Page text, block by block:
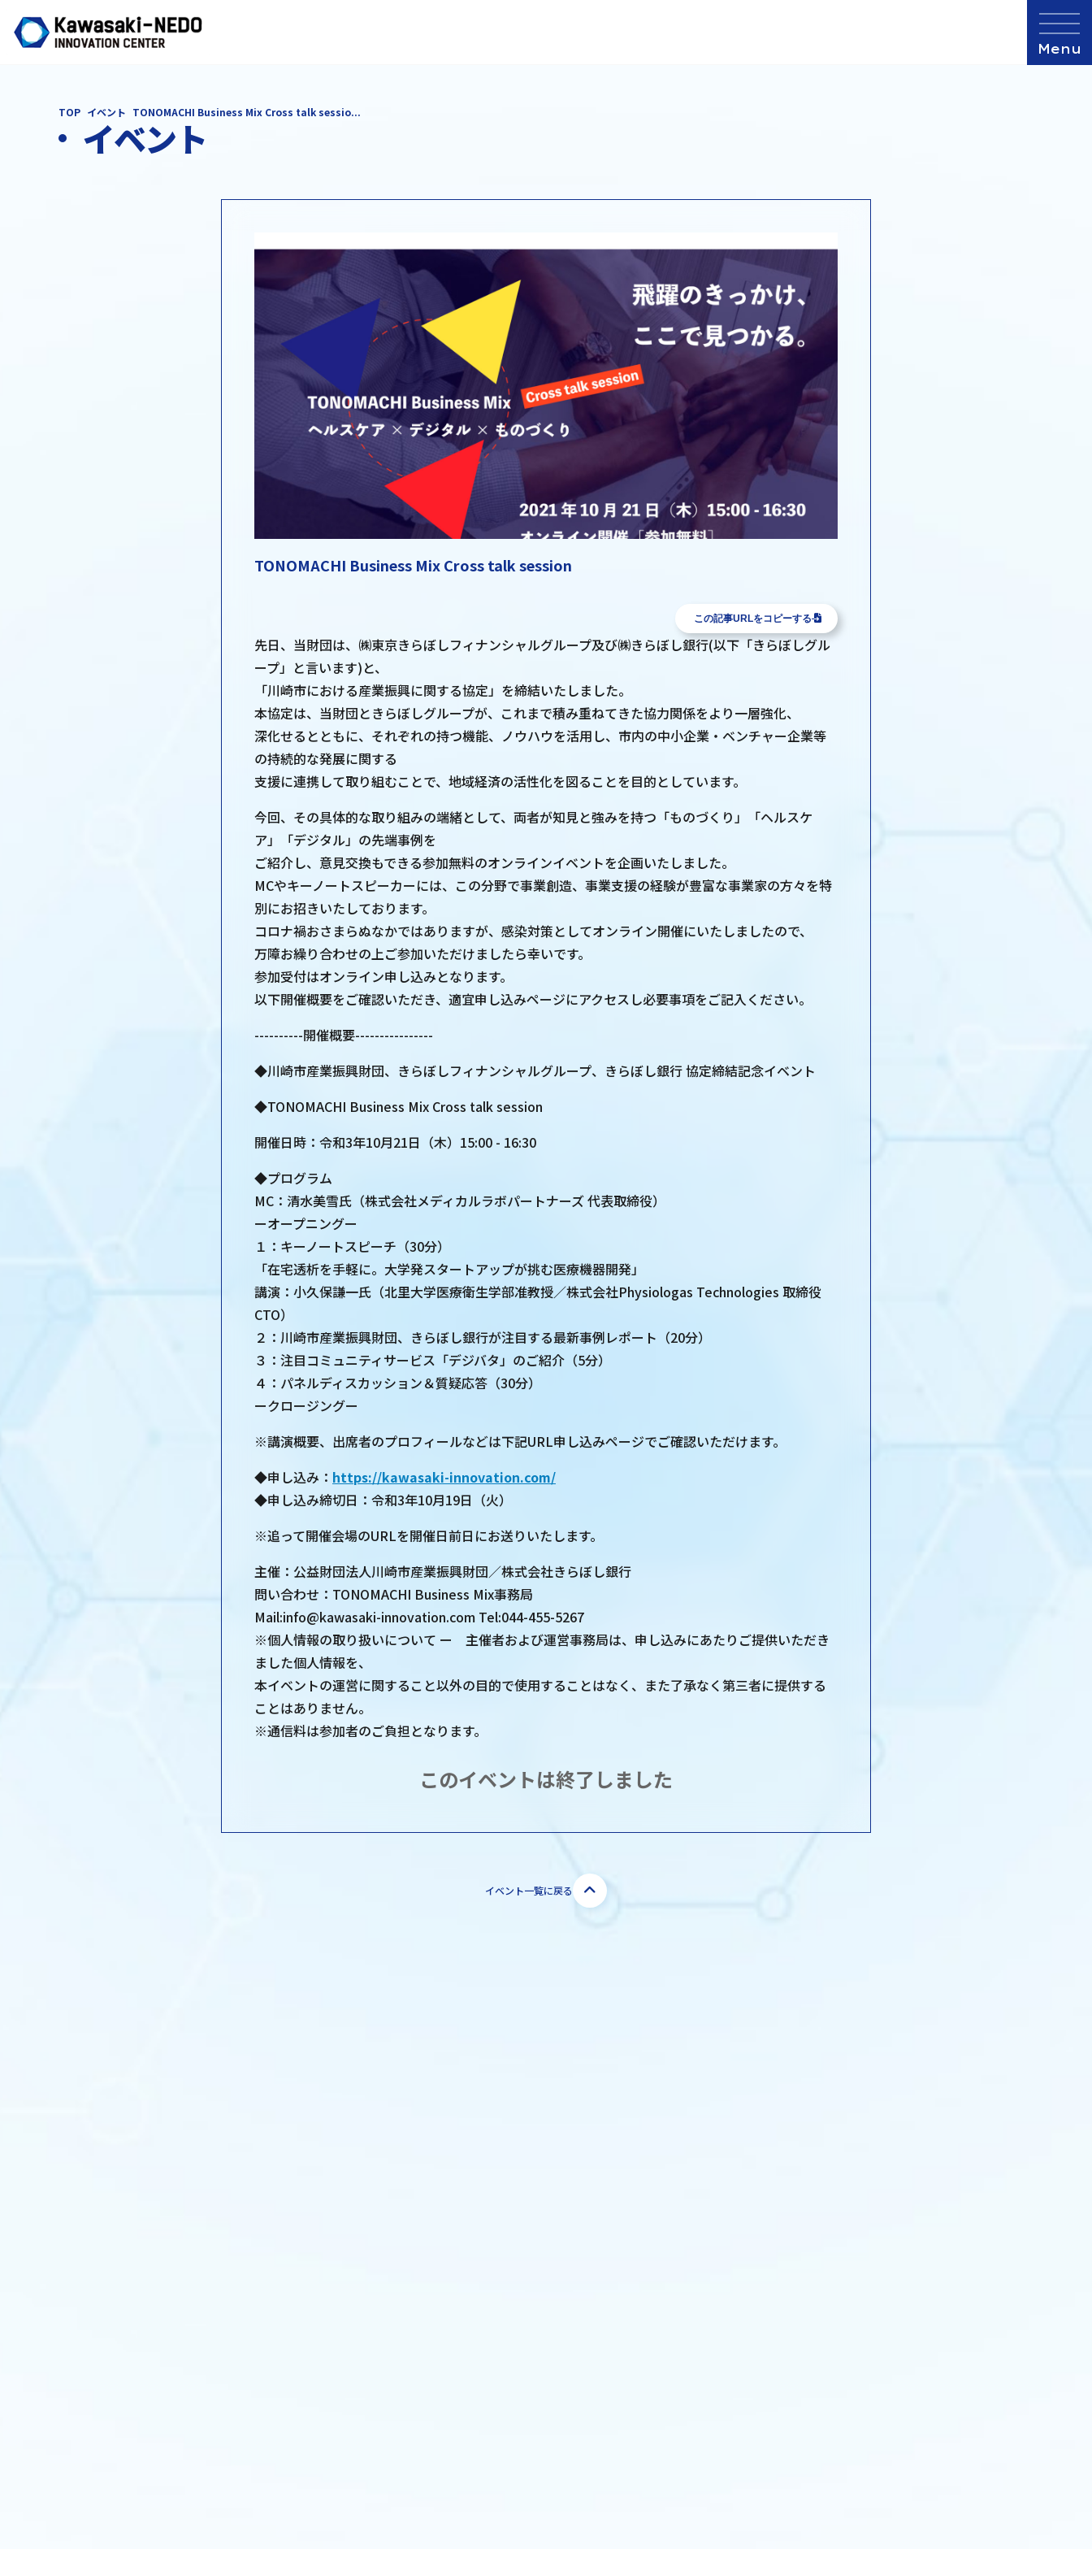
TOP イベント TONOMACHI Business Mix Cross talk sessio...
イベント
TONOMACHI Business Mix Cross talk session
この記事URLをコピーする
先日、当財団は、㈱東京きらぼしフィナンシャルグループ及び㈱きらぼし銀行(以下「きらぼしグル
ープ」と言います)と、
「川崎市における産業振興に関する協定」を締結いたしました。
本協定は、当財団ときらぼしグループが、これまで積み重ねてきた協力関係をより一層強化、
深化せるとともに、それぞれの持つ機能、ノウハウを活用し、市内の中小企業・ベンチャー企業等
の持続的な発展に関する
支援に連携して取り組むことで、地域経済の活性化を図ることを目的としています。
今回、その具体的な取り組みの端緒として、両者が知見と強みを持つ「ものづくり」「ヘルスケ
ア」「デジタル」の先端事例を
ご紹介し、意見交換もできる参加無料のオンラインイベントを企画いたしました。
MCやキーノートスピーカーには、この分野で事業創造、事業支援の経験が豊富な事業家の方々を特
別にお招きいたしております。
コロナ禍おさまらぬなかではありますが、感染対策としてオンライン開催にいたしましたので、
万障お繰り合わせの上ご参加いただけましたら幸いです。
参加受付はオンライン申し込みとなります。
以下開催概要をご確認いただき、適宜申し込みページにアクセスし必要事項をご記入ください。
----------開催概要----------------
◆川崎市産業振興財団、きらぼしフィナンシャルグループ、きらぼし銀行 協定締結記念イベント
◆TONOMACHI Business Mix Cross talk session
開催日時：令和3年10月21日（木）15:00 - 16:30
◆プログラム
MC：清水美雪氏（株式会社メディカルラボパートナーズ 代表取締役）
ーオープニングー
１：キーノートスピーチ（30分）
「在宅透析を手軽に。大学発スタートアップが挑む医療機器開発」
講演：小久保謙一氏（北里大学医療衛生学部准教授／株式会社Physiologas Technologies 取締役
CTO）
２：川崎市産業振興財団、きらぼし銀行が注目する最新事例レポート（20分）
３：注目コミュニティサービス「デジバタ」のご紹介（5分）
４：パネルディスカッション＆質疑応答（30分）
ークロージングー
※講演概要、出席者のプロフィールなどは下記URL申し込みページでご確認いただけます。
◆申し込み： https://kawasaki-innovation.com/
◆申し込み締切日：令和3年10月19日（火）
※追って開催会場のURLを開催日前日にお送りいたします。
主催：公益財団法人川崎市産業振興財団／株式会社きらぼし銀行
問い合わせ：TONOMACHI Business Mix事務局
Mail:info@kawasaki-innovation.com Tel:044-455-5267
※個人情報の取り扱いについて ー 主催者および運営事務局は、申し込みにあたりご提供いただき
ました個人情報を、
本イベントの運営に関すること以外の目的で使用することはなく、また了承なく第三者に提供する
ことはありません。
※通信料は参加者のご負担となります。
このイベントは終了しました
イベント一覧に戻る